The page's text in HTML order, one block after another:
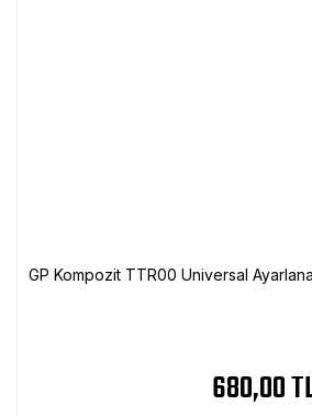
GP Kompozit TTR00 Universal
680,00